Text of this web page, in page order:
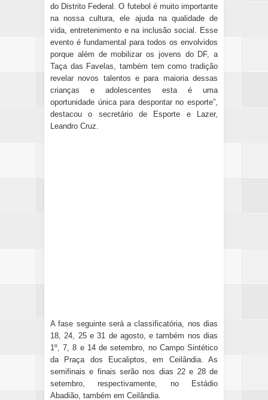
do Distrito Federal. O futebol é muito importante
na nossa cultura, ele ajuda na qualidade de
vida, entretenimento e na inclusão social. Esse
evento é fundamental para todos os envolvidos
porque além de mobilizar os jovens do DF, a
Taça das Favelas, também tem como tradição
revelar novos talentos e para maioria dessas
crianças e adolescentes esta é uma
oportunidade única para despontar no esporte”,
destacou o secretário de Esporte e Lazer,
Leandro Cruz.
A fase seguinte será a classificatória, nos dias
18, 24, 25 e 31 de agosto, e também nos dias
1º, 7, 8 e 14 de setembro, no Campo Sintético
da Praça dos Eucaliptos, em Ceilândia. As
semifinais e finais serão nos dias 22 e 28 de
setembro, respectivamente, no Estádio
Abadião, também em Ceilândia.